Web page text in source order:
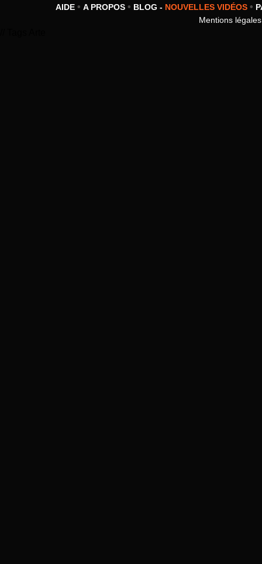
AIDE • A PROPOS • BLOG - NOUVELLES VIDÉOS •
Mentions légales